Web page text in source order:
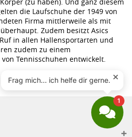
(zu haben). Und ganz diesem
die Laufschuhe der 1949 von
Firma mittlerweile als mit
Zudem besitzt Asics
in allen Hallensportarten und
zudem zu einem
Tennisschuhen entwickelt.